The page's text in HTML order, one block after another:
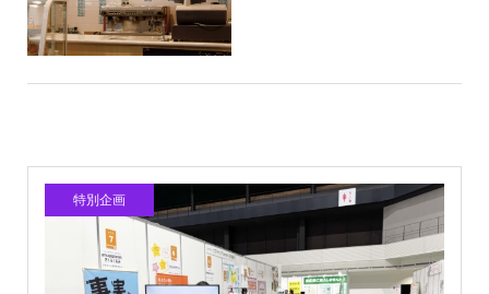
特別企画